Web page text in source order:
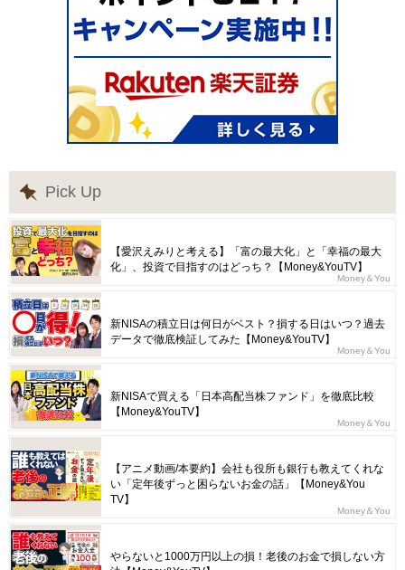
Pick Up
【愛沢えみりと考える】「富の最大化」と「幸福の最大
化」、投資で目指すのはどっち？【Money&YouTV】
Money＆You
新NISAの積立日は何日がベスト？損する日はいつ？過去
データで徹底検証してみた【Money&YouTV】
Money＆You
新NISAで買える「日本高配当株ファンド」を徹底比較
【Money&YouTV】
Money＆You
【アニメ動画/本要約】会社も役所も銀行も教えてくれな
い「定年後ずっと困らないお金の話」【Money&You
TV】
Money＆You
やらないと1000万円以上の損！老後のお金で損しない方